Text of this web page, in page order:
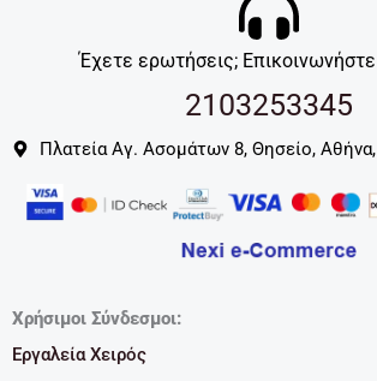
Έχετε ερωτήσεις; Επικοινωνήστε
2103253345
Πλατεία Αγ. Ασομάτων 8, Θησείο,
Χρήσιμοι Σύνδεσμοι:
Εργαλεία Χειρός